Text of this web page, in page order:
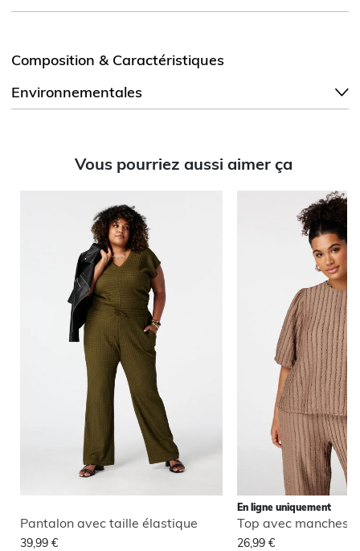
Composition & Caractéristiques
Environnementales
Vous pourriez aussi aimer ça
Pantalon avec taille élastique
39,99 €
En ligne uniquement
Top avec manches
26,99 €